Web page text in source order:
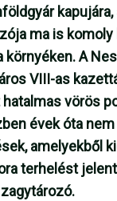
ma is
A
VIII-as
vörös
évek óta
amelyekből
terhelést